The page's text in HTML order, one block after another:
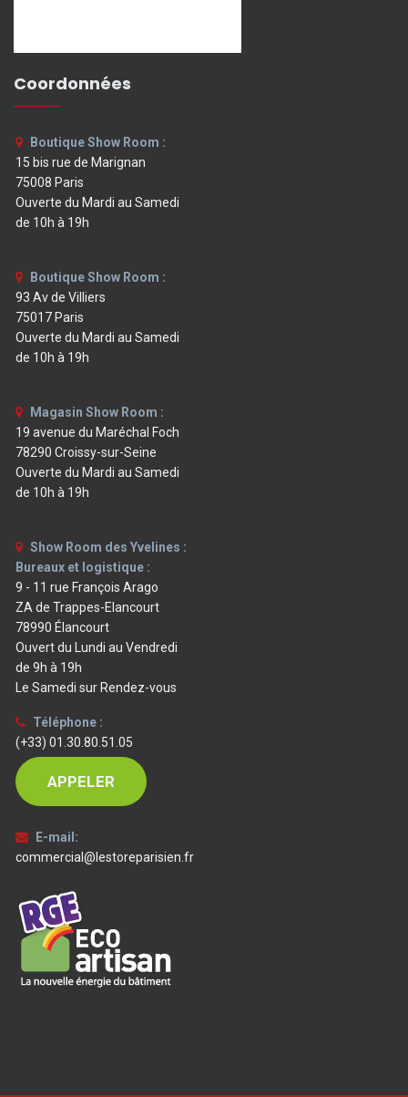
Coordonnées
Boutique Show Room :
15 bis rue de Marignan
75008 Paris
Ouverte du Mardi au Samedi
de 10h à 19h
Boutique Show Room :
93 Av de Villiers
75017 Paris
Ouverte du Mardi au Samedi
de 10h à 19h
Magasin Show Room :
19 avenue du Maréchal Foch
78290 Croissy-sur-Seine
Ouverte du Mardi au Samedi
de 10h à 19h
Show Room des Yvelines :
Bureaux et logistique :
9 - 11 rue François Arago
ZA de Trappes-Elancourt
78990 Élancourt
Ouvert du Lundi au Vendredi
de 9h à 19h
Le Samedi sur Rendez-vous
Téléphone :
(+33) 01.30.80.51.05
APPELER
E-mail:
commercial@lestoreparisien.fr